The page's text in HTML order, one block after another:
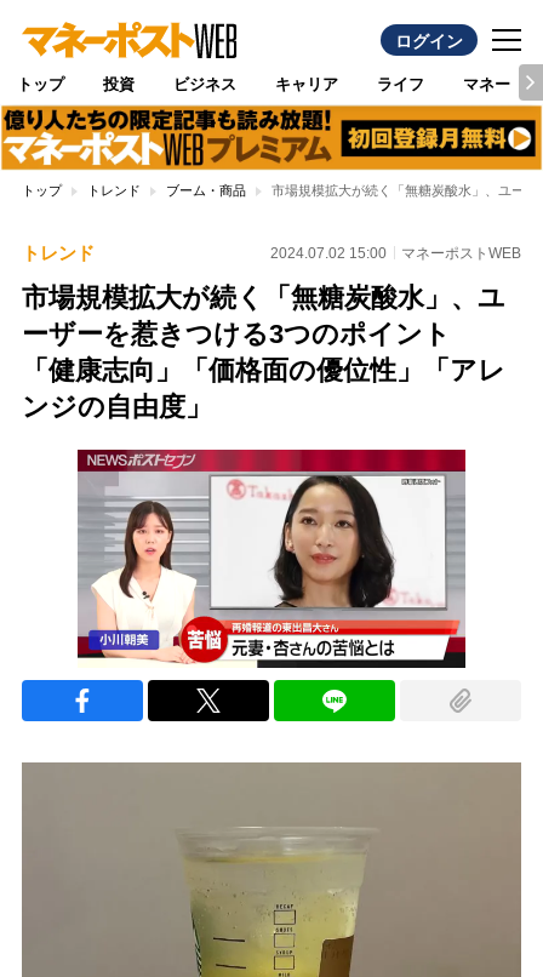
ログイン
トップ 投資 ビジネス キャリア ライフ マネー
トップ トレンド ブーム・商品 市場規模拡大が続く「無糖炭酸水」、ユー
トレンド 2024.07.02 15:00 マネーポストWEB
市場規模拡大が続く「無糖炭酸水」、ユ
ーザーを惹きつける3つのポイント
「健康志向」「価格面の優位性」「アレ
ンジの自由度」